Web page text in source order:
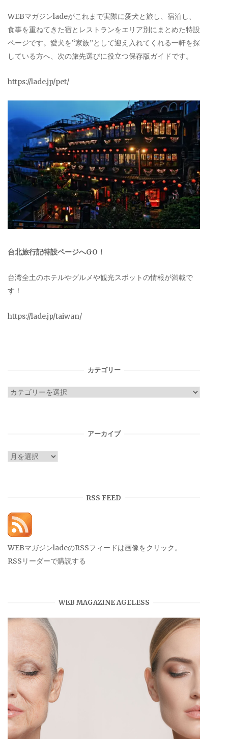
WEBマガジンladeがこれまで実際に愛犬と旅し、宿泊し、
食事を重ねてきた宿とレストランをエリア別にまとめた特設
ページです。愛犬を“家族”として迎え入れてくれる一軒を探
している方へ、次の旅先選びに役立つ保存版ガイドです。
https://lade.jp/pet/
台北旅行記特設ページへGO！
台湾全土のホテルやグルメや観光スポットの情報が満載で
す！
https://lade.jp/taiwan/
カテゴリー
カ
アーカイブ
ア
RSS FEED
WEBマガジンladeのRSSフィードは画像をクリック。
RSSリーダーで購読する
WEB MAGAZINE AGELESS